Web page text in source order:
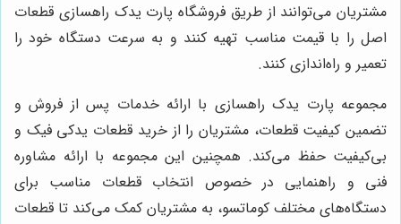
مشتریان می‌توانند از طریق فروشگاه پارت یدک راهسازی قطعات
اصل را با قیمت مناسب تهیه کنند و به سرعت دستگاه خود را
تعمیر و راه‌اندازی کنند.
مجموعه پارت یدک راهسازی با ارائه خدمات پس از فروش و
تضمین کیفیت قطعات، مشتریان را از خرید قطعات یدکی فیک و
بی‌کیفیت حفظ می‌کند. همچنین این مجموعه با ارائه مشاوره
فنی و راهنمایی در خصوص انتخاب قطعات مناسب برای
دستگاه‌های مختلف کوماتسو، به مشتریان کمک می‌کند تا قطعات